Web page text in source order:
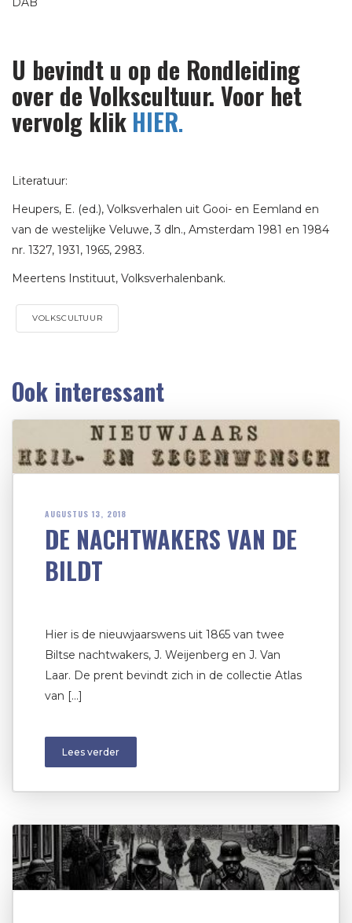
U bevindt u op de Rondleiding
over de Volkscultuur. Voor het
vervolg klik HIER.
Literatuur:
Heupers, E. (ed.), Volksverhalen uit Gooi- en Eemland en
van de westelijke Veluwe, 3 dln., Amsterdam 1981 en 1984
nr. 1327, 1931, 1965, 2983.
Meertens Instituut, Volksverhalenbank.
VOLKSCULTUUR
Ook interessant
AUGUSTUS 13, 2018
DE NACHTWAKERS VAN DE
BILDT
Hier is de nieuwjaarswens uit 1865 van twee
Biltse nachtwakers, J. Weijenberg en J. Van
Laar. De prent bevindt zich in de collectie Atlas
van […]
Lees verder